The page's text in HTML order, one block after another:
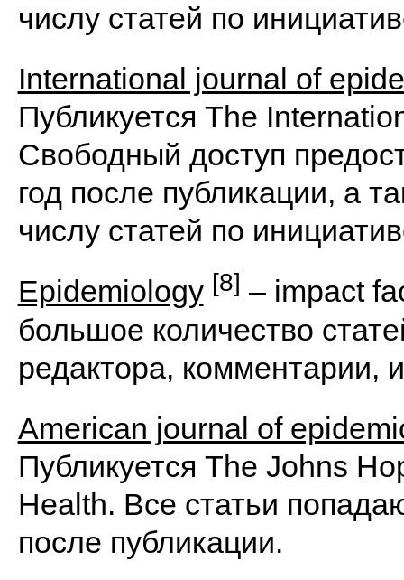
числу статей по
International journal of
Публикуется The
Свободный доступ
год после публикации, а
числу статей по
Epidemiology [8] – impact
большое количество
редактора, комментарии,
American journal of
Публикуется The Johns
Health. Все статьи
после публикации.